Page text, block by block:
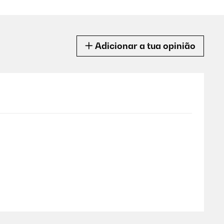
Adicionar a tua opinião